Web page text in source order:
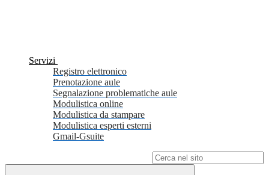
Servizi
Registro elettronico
Prenotazione aule
Segnalazione problematiche aule
Modulistica online
Modulistica da stampare
Modulistica esperti esterni
Gmail-Gsuite